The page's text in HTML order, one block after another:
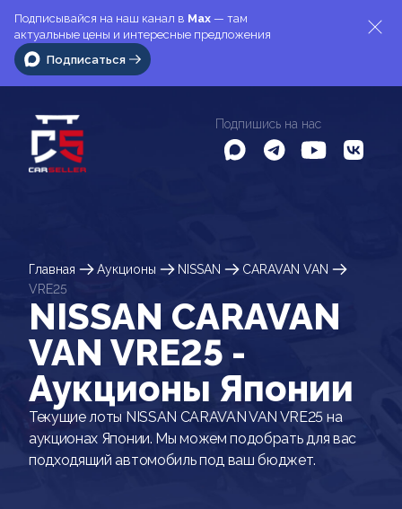
Подписывайся на наш канал в Max — там
актуальные цены и интересные предложения
Подписаться
Подпишись на нас
Главная Аукционы NISSAN
CARAVAN VAN
VRE25
NISSAN CARAVAN
VAN VRE25 -
Аукционы Японии
Текущие лоты NISSAN CARAVAN VAN VRE25 на
аукционах Японии. Мы можем подобрать для вас
подходящий автомобиль под ваш бюджет.